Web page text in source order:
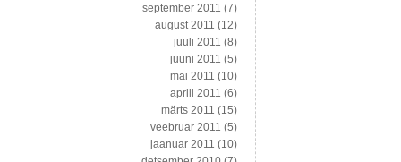
september 2011 (7)
august 2011 (12)
juuli 2011 (8)
juuni 2011 (5)
mai 2011 (10)
aprill 2011 (6)
märts 2011 (15)
veebruar 2011 (5)
jaanuar 2011 (10)